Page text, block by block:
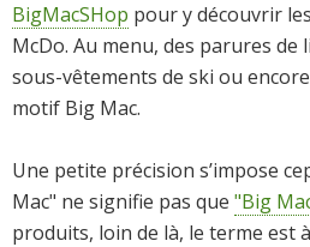
BigMacSHop pour y découvrir
McDo. Au menu, des parures de
sous-vêtements de ski ou
motif Big Mac.
Une petite précision s’impose
Mac" ne signifie pas que "Big
produits, loin de là, le terme est